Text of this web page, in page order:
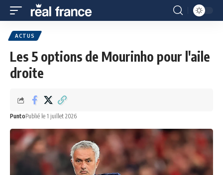
ACTUS
Les 5 options de Mourinho pour l'aile
droite
PuntoPublié le 1 juillet 2026